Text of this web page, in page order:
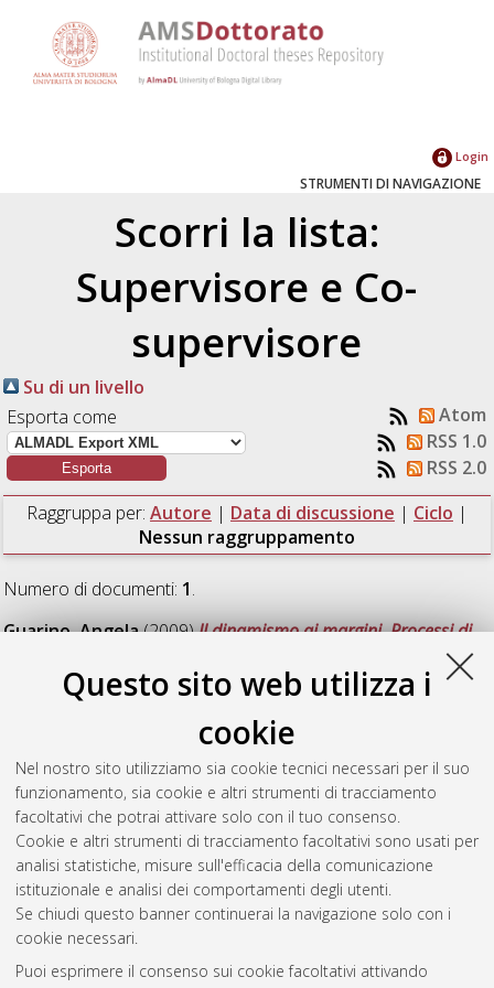
Questo sito web utilizza i
cookie
Nel nostro sito utilizziamo sia cookie tecnici necessari per il suo
funzionamento, sia cookie e altri strumenti di tracciamento
facoltativi che potrai attivare solo con il tuo consenso.
Cookie e altri strumenti di tracciamento facoltativi sono usati per
analisi statistiche, misure sull'efficacia della comunicazione
istituzionale e analisi dei comportamenti degli utenti.
Se chiudi questo banner continuerai la navigazione solo con i
cookie necessari.
Puoi esprimere il consenso sui cookie facoltativi attivando
Login
STRUMENTI DI NAVIGAZIONE
Scorri la lista:
Supervisore e Co-
supervisore
Su di un livello
Esporta come
Atom
RSS 1.0
RSS 2.0
Raggruppa per: Autore | Data di discussione | Ciclo |
Nessun raggruppamento
Numero di documenti: 1.
Guarino, Angela(2009)Il dinamismo ai margini. Processi di
sviluppo rurale in zone svantaggiate dell'Europa mediterranea:
le regioni storico geografiche del Montiferru e del Barigadu,
Sardegna centro-occidentale (Italia) e dell'Alpujarra Granadina,
Andalusia sud-orientale (Spagna), [Dissertation thesis], Alma
Mater Studiorum Università di Bologna. Dottorato di ricerca in
Cooperazione internazionale e politiche per lo sviluppo
sostenibile, 20 Ciclo. DOI 10.6092/unibo/amsdottorato/2056.
Questa lista e' stata generata ilSat Aug 8 20:46:22 2026
Atom
Rss 1.0